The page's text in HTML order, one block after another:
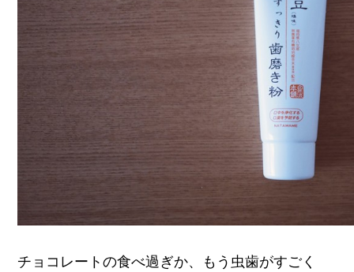
チョコレートの食べ過ぎか、もう虫歯がすごく